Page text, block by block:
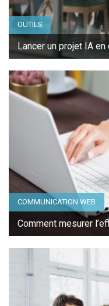
OUTILS
Lancer un projet IA
COMMUNICATION WEB
Comment mesurer